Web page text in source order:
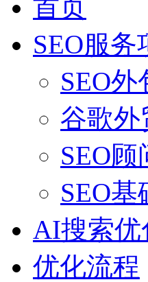
首页
SEO服务
SEO外
谷歌外
SEO顾
SEO基
AI搜索优
优化流程